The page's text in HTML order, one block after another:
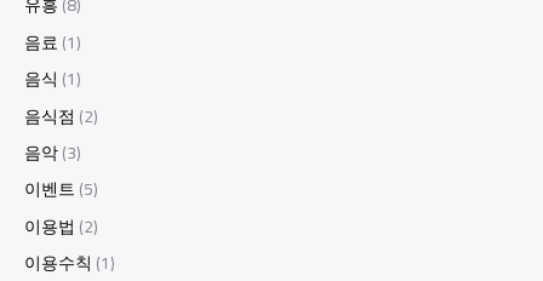
음료(1)
음식 (1)
음식점 (2)
음악(3)
이벤트(5)
이용법 (2)
이용수칙 (1)